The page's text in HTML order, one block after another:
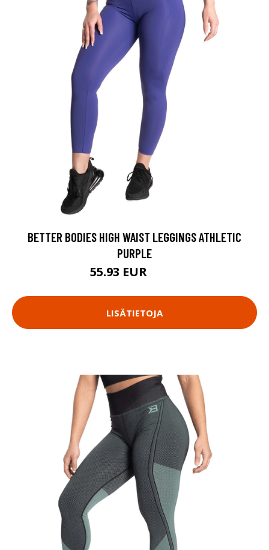
BETTER BODIES HIGH WAIST LEGGINGS ATHLETIC
PURPLE
55.93 EUR
LISÄTIETOJA